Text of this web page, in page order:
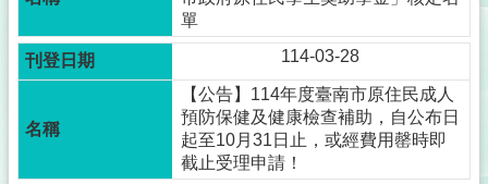
單
114-03-28
【公告】114年度臺南市原住民成人
預防保健及健康檢查補助，自公布日
起至10月31日止，或經費用罄時即
截止受理申請！